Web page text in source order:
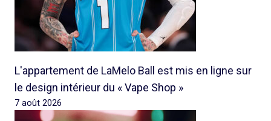
L'appartement de LaMelo Ball est mis en ligne sur
le design intérieur du « Vape Shop »
7 août 2026